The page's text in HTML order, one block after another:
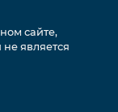
сайте,
является